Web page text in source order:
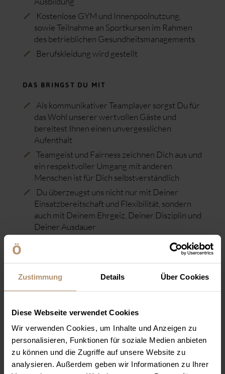
Zustimmung Details Über Cookies
Diese Webseite verwendet Cookies
Wir verwenden Cookies, um Inhalte und Anzeigen zu
personalisieren, Funktionen für soziale Medien anbieten
zu können und die Zugriffe auf unsere Website zu
analysieren. Außerdem geben wir Informationen zu Ihrer
Kostenlose GYM und Innenpoolnutzung,
sowie Teilnahme an Sportkursen im Rahmen
des betrieblichen Gesundheitsmanagements
Berufskleidung wird gestellt
DAS BRINGST DU MIT
Als kommunikativer Teamplayer sorgst Du für
das Wohl unserer wertvollen Gäste und
bereitest Ihnen einen unvergesslichen
Aufenthalt
Teamgeist und Fairness zeichnen Dich aus und
ein respektvoller Umgang mit anderen
Menschen ist für Dich selbstverständlich
Du überzeugst uns nicht nur mit Deiner
Einsatzbereitschaft und Flexibilität, sondern
auch mit Deinem Ehrgeiz, Deiner Disziplin und
Deiner Ausdauer
Deine hervorragenden Umgangsformen
Erscheinungsbild einher
Du hast mindestens die mittlere Reife und
suchst nach dem perfekten Grundbaustein für
DAS ERWARTET DICH WÄHREND DEINER
AUSBILDUNG
Du erhältst praktische Berufserfahrung durch
Deine Ausbildung im Resort Öschberghof,